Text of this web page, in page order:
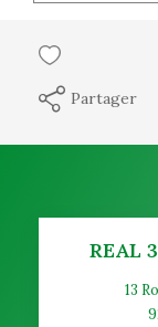
Partager
REAL
13